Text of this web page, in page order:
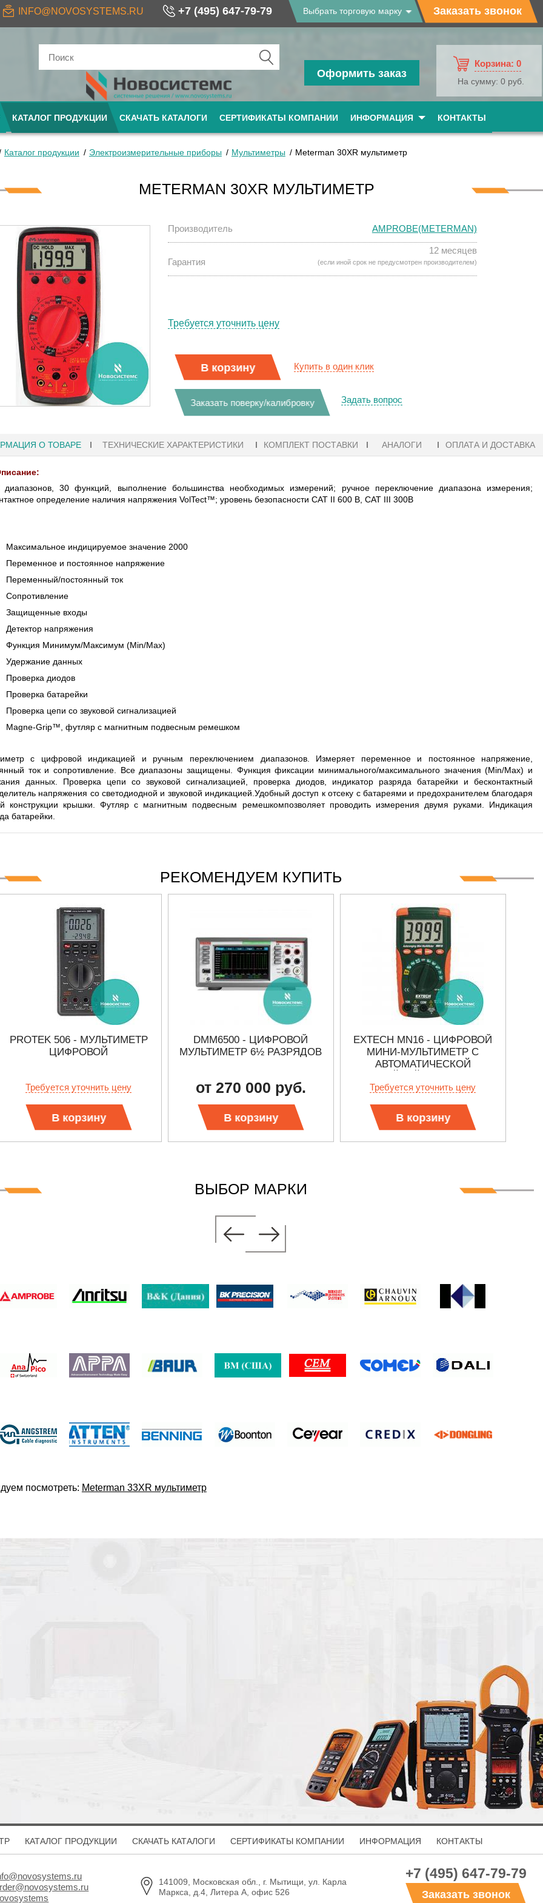
INFO@NOVOSYSTEMS.RU +7 (495) 647-79-79 Выбрать торговую марку Заказать звонок
Оформить заказ
Корзина: 0
На сумму: 0 руб.
КАТАЛОГ ПРОДУКЦИИ СКАЧАТЬ КАТАЛОГИ СЕРТИФИКАТЫ КОМПАНИИ ИНФОРМАЦИЯ КОНТАКТЫ
СЕРИИ UXR
КАБЕЛЕЙ И АНТЕНН, 100 КГЦ ДО 8 ГГЦ
Каталог продукции Электроизмерительные приборы Мультиметры Meterman 30XR мультиметр
METERMAN 30XR МУЛЬТИМЕТР
Производитель AMPROBE(METERMAN)
Гарантия
12 месяцев
(если иной срок не предусмотрен производителем)
Требуется уточнить цену
В корзину Купить в один клик
Заказать поверку/калибровку Задать вопрос
О ТОВАРЕ ТЕХНИЧЕСКИЕ ХАРАКТЕРИСТИКИ КОМПЛЕКТ ПОСТАВКИ АНАЛОГИ ОПЛАТА И ДОСТАВКА
диапазонов, 30 функций, выполнение большинства необходимых измерений; ручное переключение диапазона измерения;
определение наличия напряжения VolTect™; уровень безопасности CAT II 600 В, CAT III 300B
Максимальное индицируемое значение 2000
Переменное и постоянное напряжение
Переменный/постоянный ток
Сопротивление
Защищенные входы
Детектор напряжения
Функция Минимум/Максимум (Min/Max)
Удержание данных
Проверка диодов
Проверка батарейки
Проверка цепи со звуковой сигнализацией
Magne-Grip™, футляр с магнитным подвесным ремешком
с цифровой индикацией и ручным переключением диапазонов. Измеряет переменное и постоянное напряжение,
ток и сопротивление. Все диапазоны защищены. Функция фиксации минимального/максимального значения (Min/Max) и
данных. Проверка цепи со звуковой сигнализацией, проверка диодов, индикатор разряда батарейки и бесконтактный
напряжения со светодиодной и звуковой индикацией.Удобный доступ к отсеку с батареями и предохранителем благодаря
конструкции крышки. Футляр с магнитным подвесным ремешкомпозволяет проводить измерения двумя руками. Индикация
батарейки.
РЕКОМЕНДУЕМ КУПИТЬ
PROTEK 506 - МУЛЬТИМЕТР
ЦИФРОВОЙ
Требуется уточнить цену
В корзину
DMM6500 - ЦИФРОВОЙ
МУЛЬТИМЕТР 6½ РАЗРЯДОВ
от 270 000 руб.
В корзину
EXTECH MN16 - ЦИФРОВОЙ
МИНИ-МУЛЬТИМЕТР С
АВТОМАТИЧЕСКОЙ
ИЗМЕРЕНИЙ + ИЗМЕРЕНИЕ
Требуется уточнить цену
В корзину
ВЫБОР МАРКИ
посмотреть: Meterman 33XR мультиметр
КАТАЛОГ ПРОДУКЦИИ СКАЧАТЬ КАТАЛОГИ СЕРТИФИКАТЫ КОМПАНИИ ИНФОРМАЦИЯ КОНТАКТЫ
141009, Московская обл., г. Мытищи, ул. Карла
Маркса, д.4, Литера А, офис 526
+7 (495) 647-79-79
Заказать звонок